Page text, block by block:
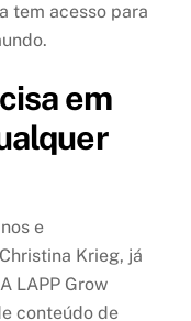
tem acesso para
em
e
Krieg, já
LAPP Grow
conteúdo de